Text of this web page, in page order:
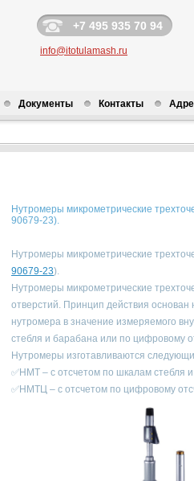
+7 495 935 70 94
info@itotulamash.ru
Документы Контакты
Нутромеры микрометрические
90679-23).
Нутромеры микрометрические
90679-23).
Нутромеры микрометрические
отверстий. Принцип действия
нутромера в значение измеряемого
стебля и барабана или по цифровому
Нутромеры изготавливаются
✅НМТ – с отсчетом по шкалам стебля
✅НМТЦ – с отсчетом по цифровому